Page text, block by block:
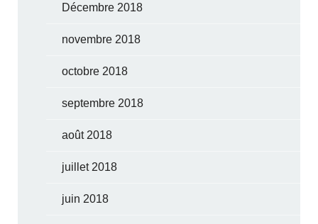
Décembre 2018
novembre 2018
octobre 2018
septembre 2018
août 2018
juillet 2018
juin 2018